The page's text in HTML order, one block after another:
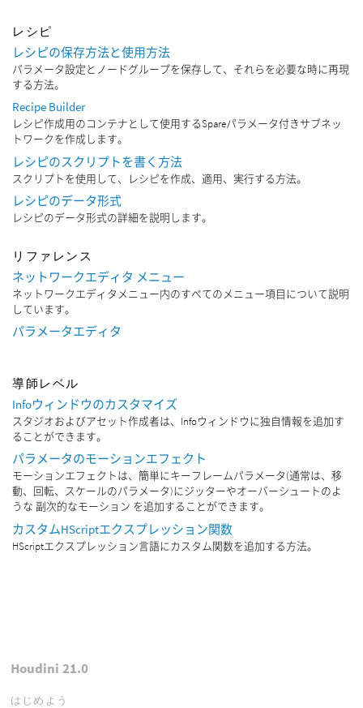
レシピ
レシピの保存方法と使用方法
パラメータ設定とノードグループを保存して、それらを必要な時に再現
する方法。
Recipe Builder
レシピ作成用のコンテナとして使用するSpareパラメータ付きサブネッ
トワークを作成します。
レシピのスクリプトを書く方法
スクリプトを使用して、レシピを作成、適用、実行する方法。
レシピのデータ形式
レシピのデータ形式の詳細を説明します。
リファレンス
ネットワークエディタ メニュー
ネットワークエディタメニュー内のすべてのメニュー項目について説明
しています。
パラメータエディタ
導師レベル
Infoウィンドウのカスタマイズ
スタジオおよびアセット作成者は、Infoウィンドウに独自情報を追加す
ることができます。
パラメータのモーションエフェクト
モーションエフェクトは、簡単にキーフレームパラメータ(通常は、移
動、回転、スケールのパラメータ)にジッターやオーバーシュートのよ
うな 副次的なモーション を追加することができます。
カスタムHScriptエクスプレッション関数
HScriptエクスプレッション言語にカスタム関数を追加する方法。
Houdini 21.0
はじめよう